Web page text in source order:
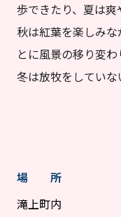
歩できたり、夏は爽
秋は紅葉を楽しみ
とに風景の移り変わ
冬は放牧をしていな
場 所
滝上町内